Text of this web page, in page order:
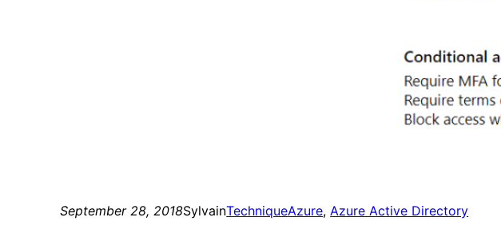
September 28, 2018SylvainTechniqueAzure, Azure Active Directory